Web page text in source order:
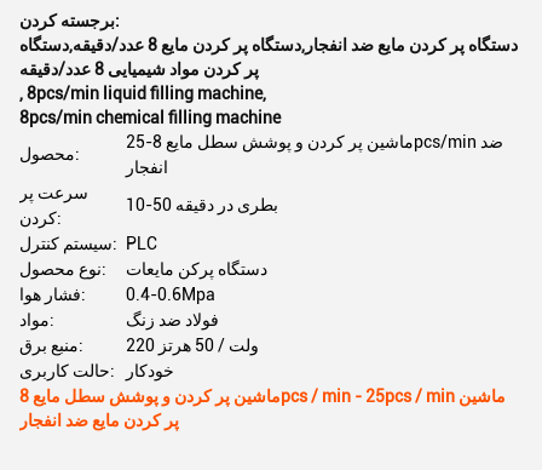
برجسته کردن:
دستگاه پر کردن مایع ضد انفجار,دستگاه پر کردن مایع 8 عدد/دقیقه,دستگاه
پر کردن مواد شیمیایی 8 عدد/دقیقه
,8pcs/min liquid filling machine,
8pcs/min chemical filling machine
محصول:
ماشین پر کردن و پوشش سطل مایع 8-25pcs/min ضد
انفجار
سرعت پر
کردن:
10-50 بطری در دقیقه
سیستم کنترل:
PLC
نوع محصول:
دستگاه پرکن مایعات
فشار هوا:
0.4-0.6Mpa
مواد:
فولاد ضد زنگ
منبع برق:
220 ولت / 50 هرتز
حالت کاربری:
خودکار
ماشین پر کردن و پوشش سطل مایع 8pcs / min - 25pcs / min ماشین
پر کردن مایع ضد انفجار